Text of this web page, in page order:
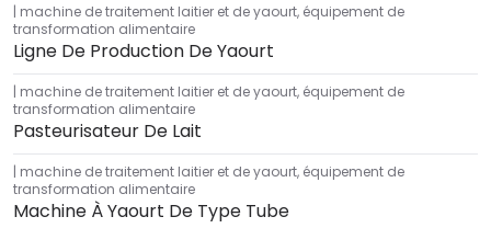
machine de traitement laitier et de yaourt, équipement de
transformation alimentaire
Ligne De Production De Yaourt
machine de traitement laitier et de yaourt, équipement de
transformation alimentaire
Pasteurisateur De Lait
machine de traitement laitier et de yaourt, équipement de
transformation alimentaire
Machine À Yaourt De Type Tube